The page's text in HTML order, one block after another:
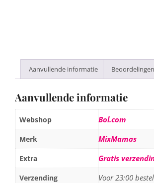
Aanvullende informatie
Aanvullende informatie
Webshop Bol.com
Merk MixMamas
Extra Gratis
Verzending Voor 23:00